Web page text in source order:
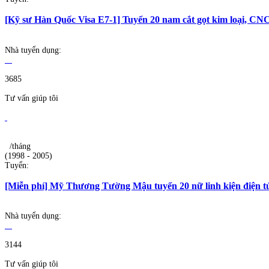
[Kỹ sư Hàn Quốc Visa E7-1] Tuyển 20 nam cắt gọt kim loại,
Nhà tuyển dụng:
3685
Tư vấn giúp tôi
/tháng
(1998 - 2005)
Tuyển:
[Miễn phí] Mỹ Thương Tường Mậu tuyển 20 nữ linh kiện điện
Nhà tuyển dụng:
3144
Tư vấn giúp tôi